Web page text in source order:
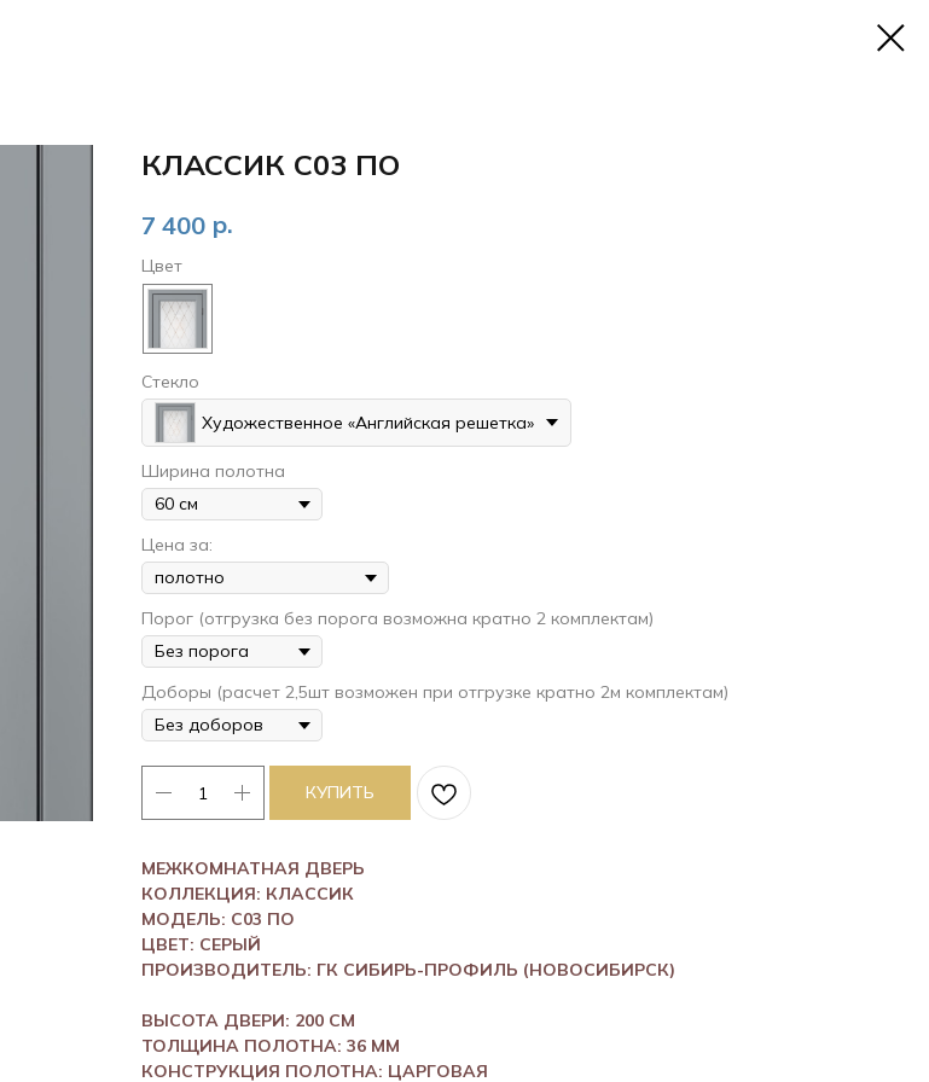
КЛАССИК С03 ПО
7 400 р.
Цвет
Стекло
Художественное «Английская решетка»
Ширина полотна
Цена за:
Порог (отгрузка без порога возможна кратно 2 комплектам)
Доборы (расчет 2,5шт возможен при отгрузке кратно 2м комплектам)
КУПИТЬ
МЕЖКОМНАТНАЯ ДВЕРЬ
КОЛЛЕКЦИЯ: КЛАССИК
МОДЕЛЬ: С03 ПО
ЦВЕТ: СЕРЫЙ
ПРОИЗВОДИТЕЛЬ: ГК СИБИРЬ-ПРОФИЛЬ (НОВОСИБИРСК)
ВЫСОТА ДВЕРИ: 200 СМ
ТОЛЩИНА ПОЛОТНА: 36 ММ
КОНСТРУКЦИЯ ПОЛОТНА: ЦАРГОВАЯ